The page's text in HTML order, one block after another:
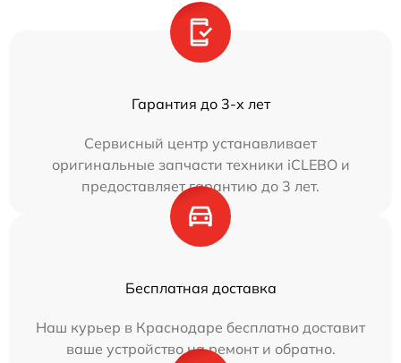
Гарантия до 3-х лет
Сервисный центр устанавливает
оригинальные запчасти техники iCLEBO и
предоставляет гарантию до 3 лет.
Бесплатная доставка
Наш курьер в Краснодаре бесплатно доставит
ваше устройство на ремонт и обратно.